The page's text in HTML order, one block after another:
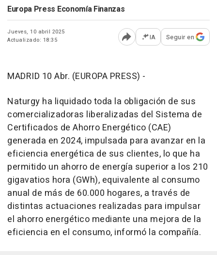
Europa Press Economía Finanzas
Jueves, 10 abril 2025
Actualizado: 18:35
Abrir opciones para
IA Seguir en
MADRID 10 Abr. (EUROPA PRESS) -
Naturgy ha liquidado toda la obligación de sus
comercializadoras liberalizadas del Sistema de
Certificados de Ahorro Energético (CAE)
generada en 2024, impulsada para avanzar en la
eficiencia energética de sus clientes, lo que ha
permitido un ahorro de energía superior a los 210
gigavatios hora (GWh), equivalente al consumo
anual de más de 60.000 hogares, a través de
distintas actuaciones realizadas para impulsar
el ahorro energético mediante una mejora de la
eficiencia en el consumo, informó la compañía.